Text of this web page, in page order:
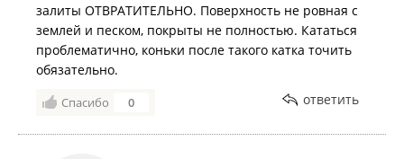
залиты ОТВРАТИТЕЛЬНО. Поверхность не ровная с
землей и песком, покрыты не полностью. Кататься
проблематично, коньки после такого катка точить
обязательно.
Спасибо 0 ответить